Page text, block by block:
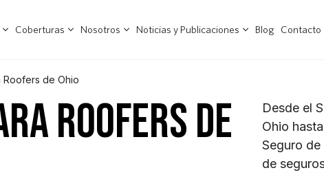
Coberturas Nosotros Noticias y Publicaciones Blog Contacto
Roofers de Ohio
ROOFERS DE
Desde el
Ohio
Seguro
de